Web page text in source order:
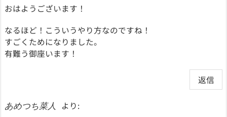
おはようございます！
なるほど！こういうやり方なのですね！
すごくためになりました。
有難う御座います！
返信
あめつち菜人
より: